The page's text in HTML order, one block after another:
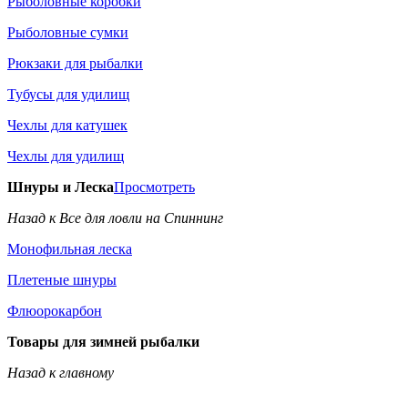
Рыболовные сумки
Рюкзаки для рыбалки
Тубусы для удилищ
Чехлы для катушек
Чехлы для удилищ
Шнуры и ЛескаПросмотреть
Назад к Все для ловли на Спиннинг
Монофильная леска
Плетеные шнуры
Флюорокарбон
Товары для зимней рыбалки
Назад к главному